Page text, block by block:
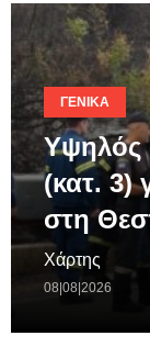
ΓΕΝΙΚΆ
Υψηλός
(κατ. 3)
στη
Χάρτης
08|08|2026